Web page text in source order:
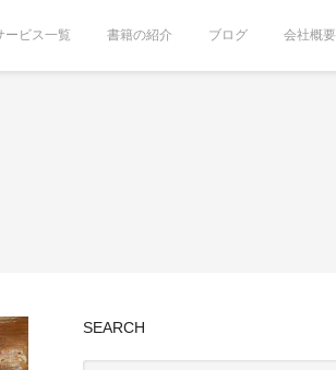
ービス一覧 書籍の紹介 ブログ 会社概要
SEARCH